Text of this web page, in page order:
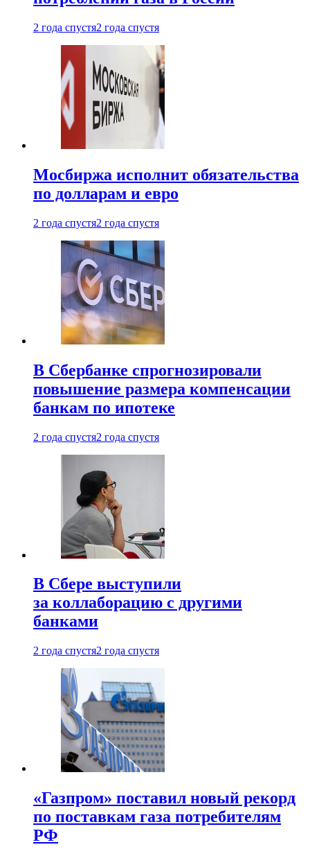
2 года спустя2 года спустя
Мосбиржа исполнит обязательства
по долларам и евро
2 года спустя2 года спустя
В Сбербанке спрогнозировали
повышение размера компенсации
банкам по ипотеке
2 года спустя2 года спустя
В Сбере выступили
за коллаборацию с другими
банками
2 года спустя2 года спустя
«Газпром» поставил новый рекорд
по поставкам газа потребителям
РФ